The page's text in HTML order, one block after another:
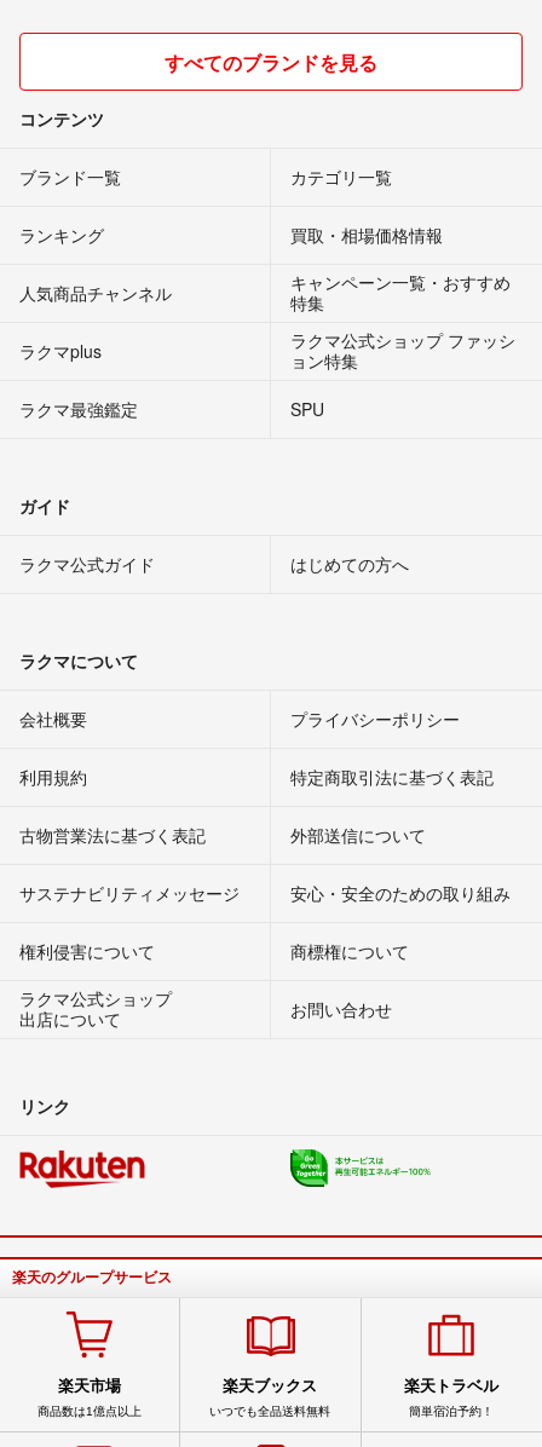
すべてのブランドを見る
コンテンツ
ブランド一覧 カテゴリ一覧
ランキング 買取・相場価格情報
人気商品チャンネル
キャンペーン一覧・おすすめ
特集
ラクマplus
ラクマ公式ショップ ファッシ
ョン特集
ラクマ最強鑑定
SPU
ガイド
ラクマ公式ガイド はじめての方へ
ラクマについて
会社概要 プライバシーポリシー
利用規約 特定商取引法に基づく表記
古物営業法に基づく表記 外部送信について
サステナビリティメッセージ 安心・安全のための取り組み
権利侵害について
商標権について
ラクマ公式ショップ
出店について
お問い合わせ
リンク
楽天のグループサービス
楽天市場
商品数は1億点以上
楽天ブックス
いつでも全品送料無料
楽天トラベル
簡単宿泊予約！